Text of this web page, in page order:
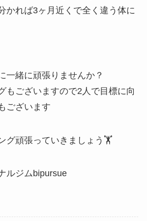
かれば3ヶ月近くで全く違う体に
一緒に頑張りませんか？
もございますので2人で目標に向
ございます
グ頑張っていきましょう🏋️
ルジムbipursue